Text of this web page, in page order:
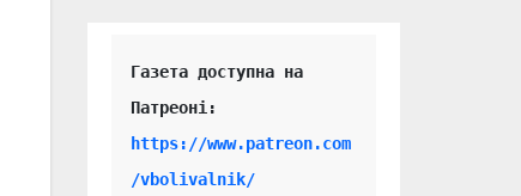
Газета доступна на
https://www.patreon.com
/vbolivalnik/